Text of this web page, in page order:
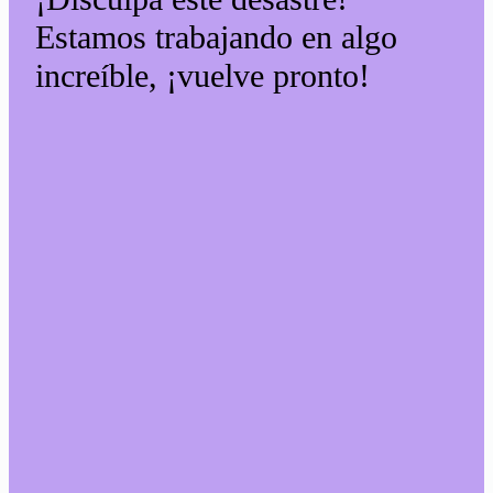
Estamos trabajando en algo
increíble, ¡vuelve pronto!